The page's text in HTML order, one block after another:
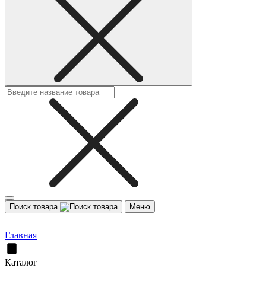
Поиск товара Меню
Главная
Каталог